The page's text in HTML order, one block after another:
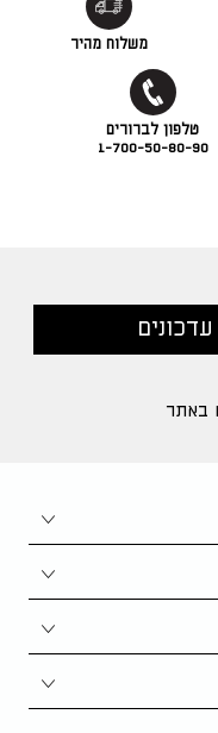
משלוח מהיר
1-700-50-80-90
באתר